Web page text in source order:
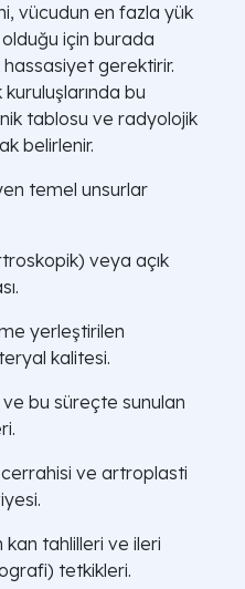
vücudun en fazla yük
için burada
gerektirir.
bu
tablosu ve radyolojik
belirlenir.
temel unsurlar
veya açık
yerleştirilen
kalitesi.
bu süreçte sunulan
cerrahisi ve artroplasti
tahlilleri ve ileri
tetkikleri.